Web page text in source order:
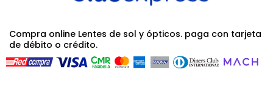
Compra online Lentes de sol y ópticos. paga con tarjeta
de débito o crédito.